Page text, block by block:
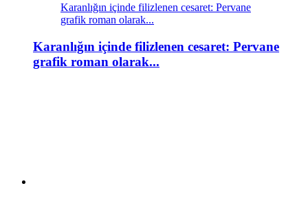
Karanlığın içinde filizlenen cesaret: Pervane
grafik roman olarak...
Karanlığın içinde filizlenen cesaret: Pervane
grafik roman olarak...